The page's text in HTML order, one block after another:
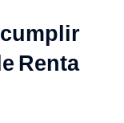
Renta